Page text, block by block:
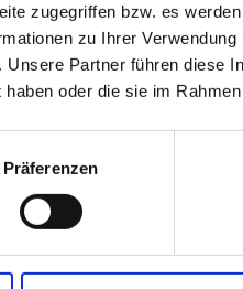
zugegriffen bzw. es
zu Ihrer
Unsere Partner führen diese
oder die sie im
Präferenzen